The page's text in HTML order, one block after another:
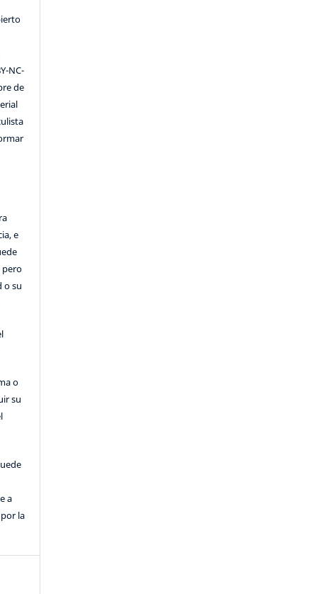
NC-
de
e
pero
o su
o
su
a
la